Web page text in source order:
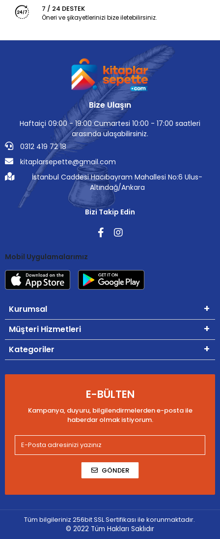
7 / 24 DESTEK
Öneri ve şikayetlerinizi bize iletebilirsiniz.
Bize Ulaşın
Haftaiçi 09:00 - 19:00 Cumartesi 10:00 - 17:00 saatleri
arasında ulaşabilirsiniz.
0312 419 72 18
kitaplarsepette@gmail.com
İstanbul Caddesi Hacıbayram Mahallesi No:6 Ulus-
Altındağ/Ankara
Bizi Takip Edin
Mobil Uygulamalarımız
Kurumsal
Müşteri Hizmetleri
Kategoriler
E-BÜLTEN
Kampanya, duyuru, bilgilendirmelerden e-posta ile
haberdar olmak istiyorum.
GÖNDER
Tüm bilgileriniz 256bit SSL Sertifikası ile korunmaktadır.
© 2022 Tüm Hakları Saklıdır